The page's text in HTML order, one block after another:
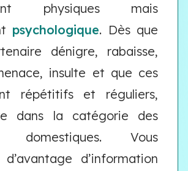
physiques mais
psychologique. Dès que
dénigre, rabaisse,
insulte et que ces
répétitifs et réguliers,
dans la catégorie des
domestiques. Vous
d’information